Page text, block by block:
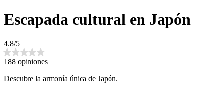
Escapada cultural en Japón
4.8/5
188 opiniones
Descubre la armonía única de Japón.